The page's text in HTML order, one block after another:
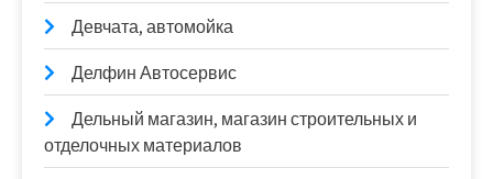
Девчата, автомойка
Делфин Автосервис
Дельный магазин, магазин строительных и
отделочных материалов